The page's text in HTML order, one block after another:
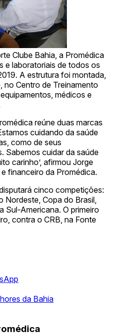
Clube Bahia, a Promédica
e laboratoriais de todos os
A estrutura foi montada,
no Centro de Treinamento
médicos e
reúne duas marcas
cuidando da saúde
como de seus
Sabemos cuidar da saúde
carinho’, afirmou Jorge
financeiro da Promédica.
cinco competições:
Nordeste, Copa do Brasil,
Sul-Americana. O primeiro
contra o CRB, na Fonte
da Bahia